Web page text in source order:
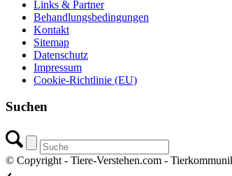
Links & Partner
Behandlungsbedingungen
Kontakt
Sitemap
Datenschutz
Impressum
Cookie-Richtlinie (EU)
Suchen
© Copyright - Tiere-Verstehen.com -